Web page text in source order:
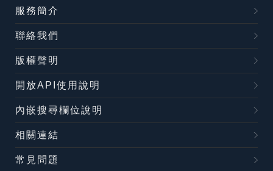
服務簡介
聯絡我們
版權聲明
開放API使用說明
內嵌搜尋欄位說明
相關連結
常見問題